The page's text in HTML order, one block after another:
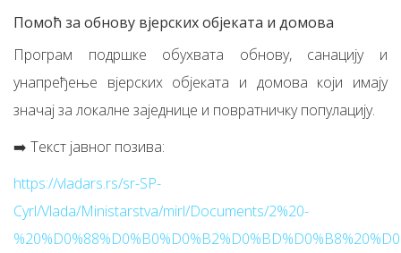
Помоћ за обнову вјерских објеката и домова
Програм подршке обухвата обнову, санацију и
унапређење вјерских објеката и домова који имају
значај за локалне заједнице и повратничку популацију.
➡️ Текст јавног позива:
https://vladars.rs/sr-SP-
Cyrl/Vlada/Ministarstva/mirl/Documents/2%20-